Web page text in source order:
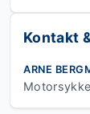
Kontakt
ARNE